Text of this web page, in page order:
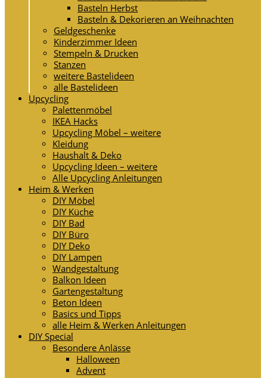
Basteln Herbst
Basteln & Dekorieren an Weihnachten
Geldgeschenke
Kinderzimmer Ideen
Stempeln & Drucken
Stanzen
weitere Bastelideen
alle Bastelideen
Upcycling
Palettenmöbel
IKEA Hacks
Upcycling Möbel – weitere
Kleidung
Haushalt & Deko
Upcycling Ideen – weitere
Alle Upcycling Anleitungen
Heim & Werken
DIY Möbel
DIY Küche
DIY Bad
DIY Büro
DIY Deko
DIY Lampen
Wandgestaltung
Balkon Ideen
Gartengestaltung
Beton Ideen
Basics und Tipps
alle Heim & Werken Anleitungen
DIY Special
Besondere Anlässe
Halloween
Advent